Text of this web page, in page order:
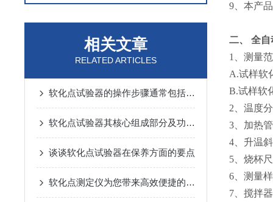
相关文章
RELATED ARTICLES
软化点试验器的操作步骤通常包括以下几点
软化点试验器其核心组成部分及功能详解
谈谈软化点试验器在保养方面的要点
软化点测定仪为您带来高效便捷的测试体验
9、本产
二、
全自
1、测量
A.试样软
B.试样软
2、温度
3、加热
4、升温
5、烧杯
6、测量
7、搅拌